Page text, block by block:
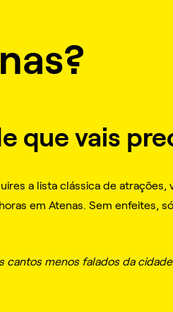
que vais
a lista clássica de atrações,
em Atenas. Sem enfeites,
cantos menos falados da